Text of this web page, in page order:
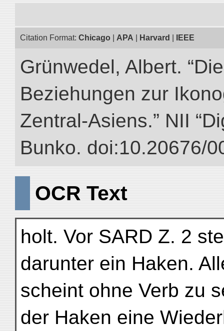
Citation Format: Chicago APA Harvard IEEE
Grünwedel, Albert.
Beziehungen zur
Zentral-Asiens.” NII
Bunko. doi:10.20676/
OCR Text
holt. Vor SARD Z. 2
darunter ein Haken.
scheint ohne Verb zu
der Haken eine